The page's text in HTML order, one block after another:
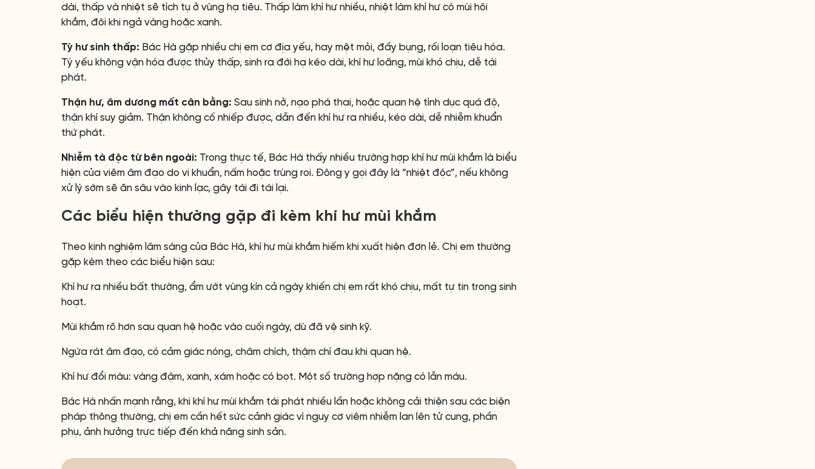
dài, thấp và nhiệt sẽ tích tụ ở vùng hạ tiêu. Thấp làm khí hư nhiều, nhiệt làm khí hư có mùi hôi
khắm, đôi khi ngả vàng hoặc xanh.
Tỳ hư sinh thấp: Bác Hà gặp nhiều chị em cơ địa yếu, hay mệt mỏi, đầy bụng, rối loạn tiêu hóa.
Tỳ yếu không vận hóa được thủy thấp, sinh ra đới hạ kéo dài, khí hư loãng, mùi khó chịu, dễ tái
phát.
Thận hư, âm dương mất cân bằng: Sau sinh nở, nạo phá thai, hoặc quan hệ tình dục quá độ,
thận khí suy giảm. Thận không cố nhiếp được, dẫn đến khí hư ra nhiều, kéo dài, dễ nhiễm khuẩn
thứ phát.
Nhiễm tà độc từ bên ngoài: Trong thực tế, Bác Hà thấy nhiều trường hợp khí hư mùi khắm là biểu
hiện của viêm âm đạo do vi khuẩn, nấm hoặc trùng roi. Đông y gọi đây là “nhiệt độc”, nếu không
xử lý sớm sẽ ăn sâu vào kinh lạc, gây tái đi tái lại.
Các biểu hiện thường gặp đi kèm khí hư mùi khắm
Theo kinh nghiệm lâm sàng của Bác Hà, khí hư mùi khắm hiếm khi xuất hiện đơn lẻ. Chị em thường
gặp kèm theo các biểu hiện sau:
Khí hư ra nhiều bất thường, ẩm ướt vùng kín cả ngày khiến chị em rất khó chịu, mất tự tin trong sinh
hoạt.
Mùi khắm rõ hơn sau quan hệ hoặc vào cuối ngày, dù đã vệ sinh kỹ.
Ngứa rát âm đạo, có cảm giác nóng, châm chích, thậm chí đau khi quan hệ.
Khí hư đổi màu: vàng đậm, xanh, xám hoặc có bọt. Một số trường hợp nặng có lẫn máu.
Bác Hà nhấn mạnh rằng, khi khí hư mùi khắm tái phát nhiều lần hoặc không cải thiện sau các biện
pháp thông thường, chị em cần hết sức cảnh giác vì nguy cơ viêm nhiễm lan lên tử cung, phần
phụ, ảnh hưởng trực tiếp đến khả năng sinh sản.